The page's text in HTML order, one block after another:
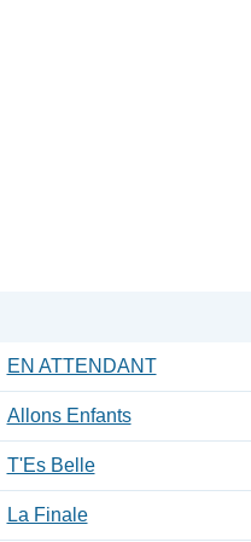
EN ATTENDANT
Allons Enfants
T'Es Belle
La Finale